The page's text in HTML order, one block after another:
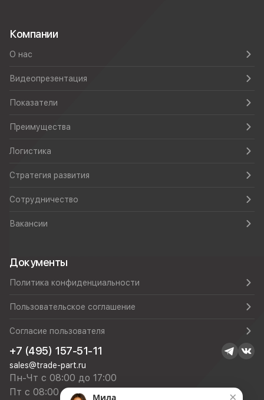
Компании
О нас
Видеопрезентация
Показатели
Преимущества
Логистика
Стратегия развития
Сотрудничество
Вакансии
Документы
Политика конфиденциальности
Пользовательское соглашение
Согласие пользователя
+7 (495) 157-51-11
sales@trade-part.ru
Пн-Чт с 08:00 до 17:00
Пт с 08:00 до 16:00
×
Мила